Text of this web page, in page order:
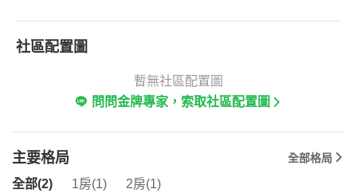
社區配置圖
暫無社區配置圖
問問金牌專家，索取社區配置圖
主要格局 全部格局
全部(2) 1房(1) 2房(1)